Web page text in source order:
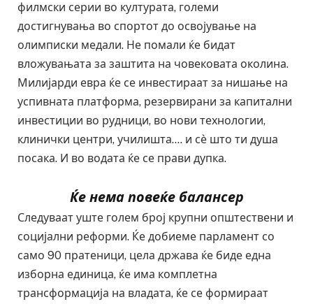
филмски серии во културата, големи
достигнувања во спортот до освојување на
олимписки медали. Не помали ќе бидат
вложувањата за заштита на човековата околина.
Милијарди евра ќе се инвестираат за нишање на
успивната платформа, резервирани за капитални
инвестиции во рудници, во нови технологии,
клинички центри, училишта…. и сѐ што ти душа
посака. И во водата ќе се прави дупка.
Ќе нема повеќе балансер
Следуваат уште голем број крупни општествени и
социјални реформи. Ќе добиеме парламент со
само 90 пратеници, цела држава ќе биде една
изборна единица, ќе има комплетна
трансформација на владата, ќе се формираат